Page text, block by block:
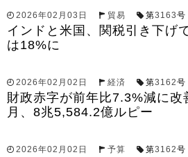
2026年02月03日 貿易 第3163号
インドと米国、関税引き下げ
は18%に
2026年02月02日 経済 第3162号
財政赤字が前年比7.3%減に改
月、8兆5,584.2億ルピー
2026年02月02日 予算 第3162号